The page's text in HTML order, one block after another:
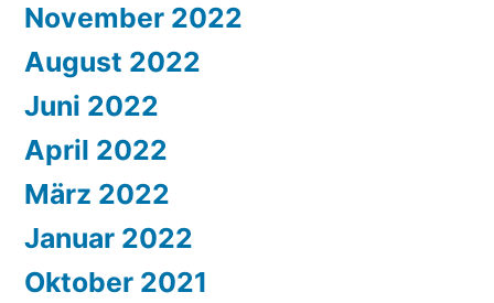
November 2022
August 2022
Juni 2022
April 2022
März 2022
Januar 2022
Oktober 2021